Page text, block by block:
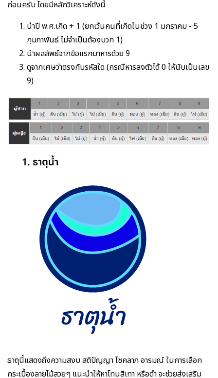
ก่อนครับ โดยมีหลักวิเคราะห์ดังนี้
นำปี พ.ศ.เกิด + 1 (ยกเว้นคนที่เกิดในช่วง 1 มกราคม - 5
กุมภาพันธ์ ไม่จำเป็นต้องบวก 1)
นำผลลัพธ์จากข้อแรกมาหารด้วย 9
ดูจากเศษว่าตรงกับรหัสใด (กรณีหารลงตัวได้ 0 ให้นับเป็นเลข
9)
1. ธาตุน้ำ
ธาตุนี้แสดงถึงความสงบ สติปัญญา โชคลาภ อารมณ์ ในการเลือก
กระเบื้องลายไม้สวยๆ แนะนำให้หาโทนสีเทา หรือดำ จะช่วยส่งเสริม